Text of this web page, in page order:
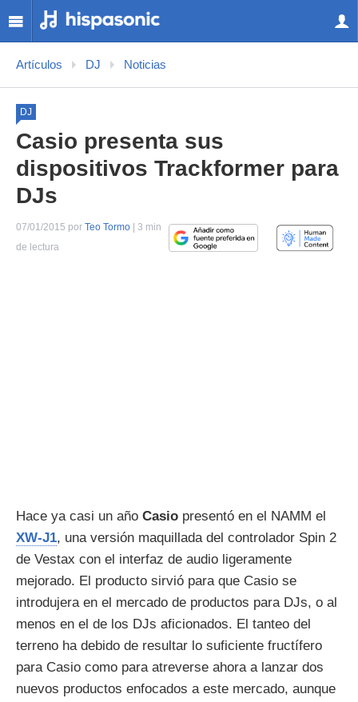
Artículos DJ Noticias
DJ
Casio presenta sus
dispositivos Trackformer para
DJs
07/01/2015 por Teo Tormo | 3 min
de lectura
Hace ya casi un año Casio presentó en el NAMM el
XW-J1, una versión maquillada del controlador Spin 2
de Vestax con el interfaz de audio ligeramente
mejorado. El producto sirvió para que Casio se
introdujera en el mercado de productos para DJs, o al
menos en el de los DJs aficionados. El tanteo del
terreno ha debido de resultar lo suficiente fructífero
para Casio como para atreverse ahora a lanzar dos
nuevos productos enfocados a este mercado, aunque